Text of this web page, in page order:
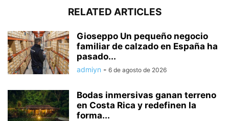
RELATED ARTICLES
Gioseppo Un pequeño negocio
familiar de calzado en España ha
pasado...
admiyn - 6 de agosto de 2026
Bodas inmersivas ganan terreno
en Costa Rica y redefinen la
forma...